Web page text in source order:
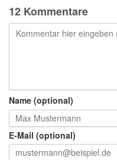
12 Kommentare
Name (optional)
E-Mail (optional)